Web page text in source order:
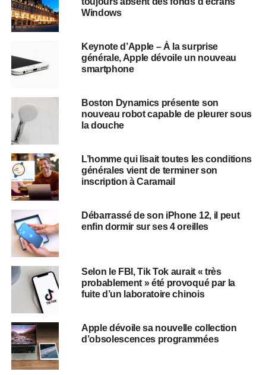
Windows
Keynote d’Apple – À la surprise
générale, Apple dévoile un nouveau
smartphone
Boston Dynamics présente son
nouveau robot capable de pleurer sous
la douche
L’homme qui lisait toutes les conditions
générales vient de terminer son
inscription à Caramail
Débarrassé de son iPhone 12, il peut
enfin dormir sur ses 4 oreilles
Selon le FBI, Tik Tok aurait « très
probablement » été provoqué par la
fuite d’un laboratoire chinois
Apple dévoile sa nouvelle collection
d’obsolescences programmées